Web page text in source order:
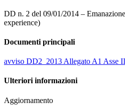
DD n. 2 del 09/01/2014 –
experience)
Documenti principali
avviso DD2_2013 Allegato A1 Asse
Ulteriori informazioni
Aggiornamento